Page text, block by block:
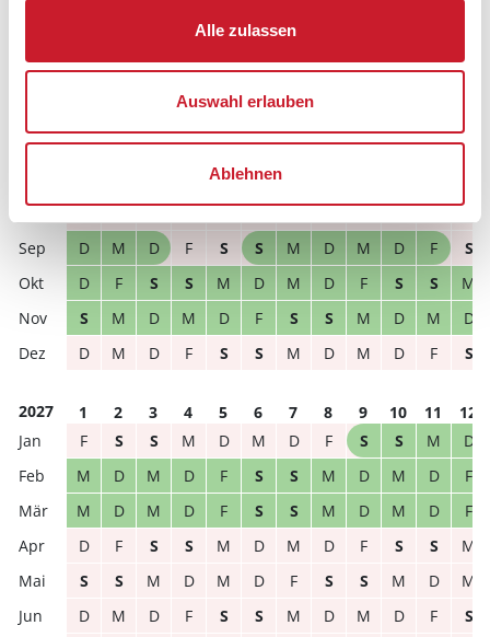
Alle zulassen
Auswahl erlauben
Ablehnen
frei belegt gewählter Zeitraum
5 6
S
S M D M D F S S M D
M
D
M D F S S M D M D F
S
D
F S S M D M D F S S
M
S
M D M D F S S M D M
D
D
M D F S S M D M D F S
2027 1 2 3 4 5 6 7 8 9 10 11
12
F
S S M D M D F S S M
D
M
D M D F S S M D M D
F
M
D M D F S S M D M D
F
D
F S S M D M D F S S
M
S
S M D M D F S S M D
M
D
M D F S S M D M D F
S